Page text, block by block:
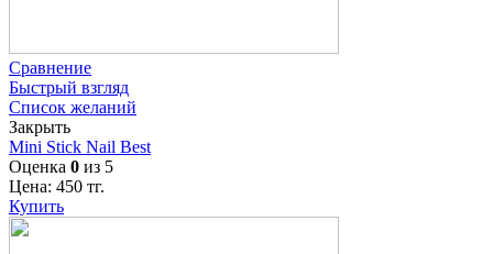
Сравнение
Быстрый взгляд
Список желаний
Закрыть
Mini Stick Nail Best
Оценка 0 из 5
Цена: 450 тг.
Купить